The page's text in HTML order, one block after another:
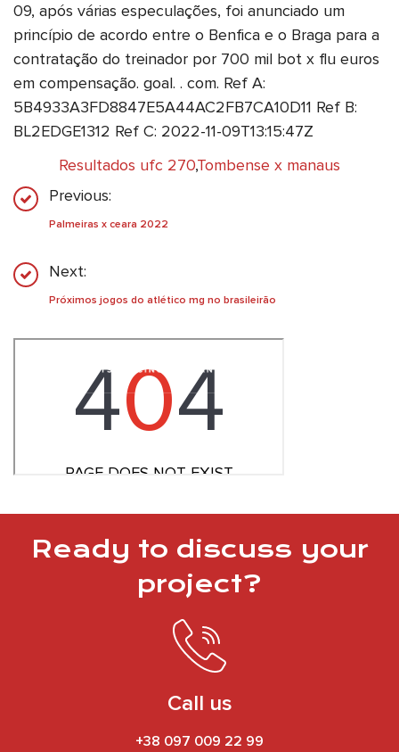
09, após várias especulações, foi anunciado um
princípio de acordo entre o Benfica e o Braga para a
contratação do treinador por 700 mil bot x flu euros
em compensação. goal. . com. Ref A:
5B4933A3FD8847E5A44AC2FB7CA10D11 Ref B:
BL2EDGE1312 Ref C: 2022-11-09T13:15:47Z
Resultados ufc 270,Tombense x manaus
Previous:
Palmeiras x ceara 2022
Next:
Próximos jogos do atlético mg no brasileirão
Ready to discuss your
project?
Call us
+38 097 009 22 99